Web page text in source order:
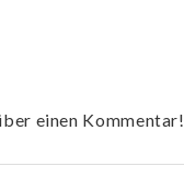
einen Kommentar!